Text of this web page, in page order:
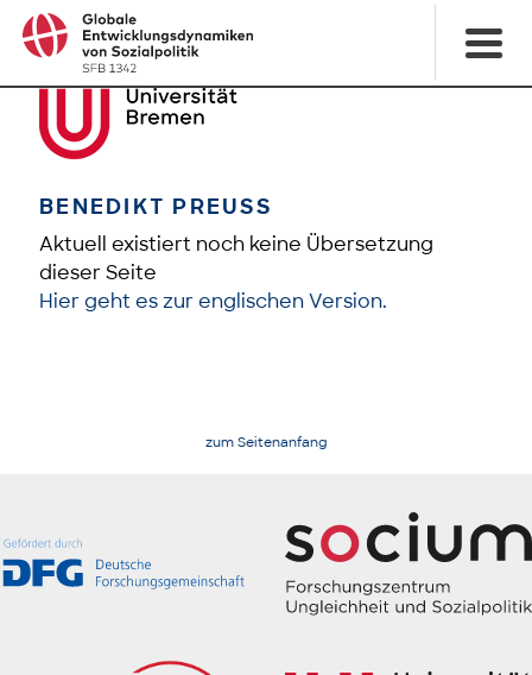
BENEDIKT PREUSS
Aktuell existiert noch keine Übersetzung
dieser Seite
Hier geht es zur englischen Version.
zum Seitenanfang